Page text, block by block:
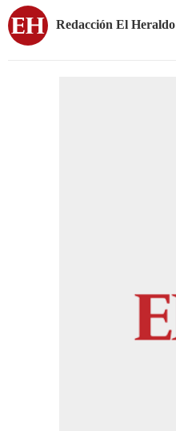
Redacción El Heraldo